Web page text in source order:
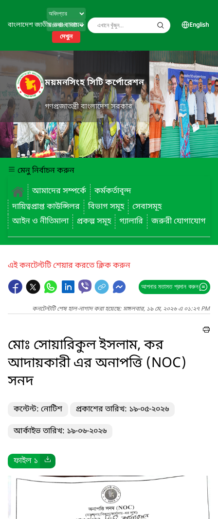
বাংলাদেশ জাতীয় তথ্য বাতায়ন
দেখুন
English
ময়মনসিংহ সিটি কর্পোরেশন
গণপ্রজাতন্ত্রী বাংলাদেশ সরকার
মেনু নির্বাচন করুন
আমাদের সম্পর্কে
কর্মকর্তাবৃন্দ
দায়িত্বপ্রাপ্ত কাউন্সিলর
বিভাগ সমূহ
সেবাসমূহ
আইন ও নীতিমালা
প্রকল্প সমূহ গ্যালারি জরুরী যোগাযোগ
এই কনটেন্টটি শেয়ার করতে ক্লিক করুন
আপনার মতামত প্রদান করুন
কনটেন্টটি শেষ হাল-নাগাদ করা হয়েছে: মঙ্গলবার, ১৯ মে, ২০২৬ এ ০১:২৭ PM
মোঃ সোয়ারিকুল ইসলাম, কর
আদায়কারী এর অনাপত্তি (NOC)
সনদ
কন্টেন্ট: নোটিশ প্রকাশের তারিখ: ১৯-০৫-২০২৬
আর্কাইভ তারিখ: ১৯-০৬-২০২৬
ফাইল ১